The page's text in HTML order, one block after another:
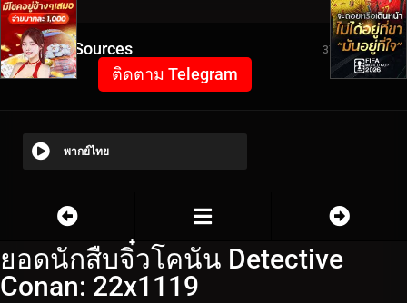
Video Sources 3762 Views
ติดตาม Telegram
พากย์ไทย
ยอดนักสืบจิ๋วโคนัน Detective
Conan: 22x1119